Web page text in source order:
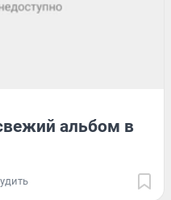
альбом в